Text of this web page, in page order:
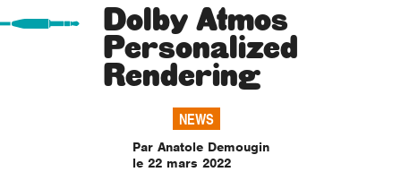
Dolby Atmos
Personalized
Rendering
NEWS
Par Anatole Demougin
le 22 mars 2022